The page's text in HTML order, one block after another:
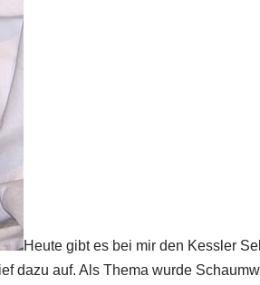
Heute gibt es bei mir den Kessler
dazu auf. Als Thema wurde